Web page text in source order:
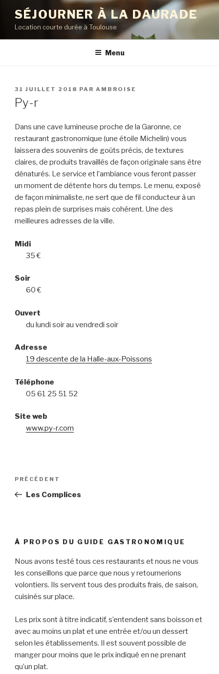
contenu
principal
SÉJOURNER À LA DAURADE
Location courte durée à Toulouse
Menu
PUBLIÉ
LE
31 JUILLET 2018 PAR AMBROISE
Py-r
Dans une cave lumineuse proche de la Garonne, ce
restaurant gastronomique (une étoile Michelin) vous
laissera des souvenirs de goûts précis, de textures
claires, de produits travaillés de façon originale sans être
dénaturés. Le service et l’ambiance vous feront passer
un moment de détente hors du temps. Le menu, exposé
de façon minimaliste, ne sert que de fil conducteur à un
repas plein de surprises mais cohérent. Une des
meilleures adresses de la ville.
Midi
35 €
Soir
60 €
Ouvert
du lundi soir au vendredi soir
Adresse
19 descente de la Halle-aux-Poissons
Téléphone
05 61 25 51 52
Site web
www.py-r.com
Navigation
Article
précédent
PRÉCÉDENT
Les Complices
À PROPOS DU GUIDE GASTRONOMIQUE
Nous avons testé tous ces restaurants et nous ne vous
les conseillons que parce que nous y retournerions
volontiers. Ils servent tous des produits frais, de saison,
cuisinés sur place.
Les prix sont à titre indicatif, s’entendent sans boisson et
avec au moins un plat et une entrée et/ou un dessert
selon les établissements. Il est souvent possible de
manger pour moins que le prix indiqué en ne prenant
qu’un plat.